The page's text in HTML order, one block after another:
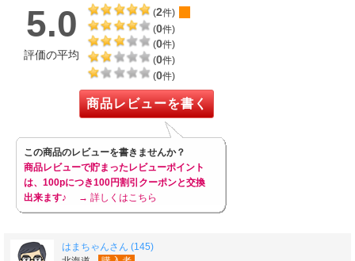
5.0
評価の平均
(2件)
(0件)
(0件)
(0件)
(0件)
商品レビューを書く
この商品のレビューを書きませんか？
商品レビューで貯まったレビューポイント
は、100pにつき100円割引クーポンと交換
出来ます♪
→ 詳しくはこちら
はまちゃんさん (145)